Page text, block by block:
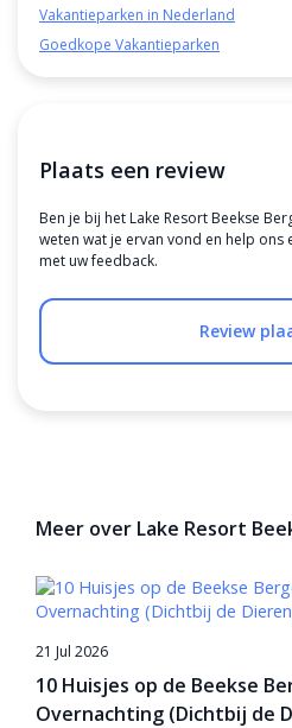
Vakantieparken in Nederland
Goedkope Vakantieparken
Plaats een review
Ben je bij het Lake Resort Beekse
weten wat je ervan vond en help
met uw feedback.
Review
Meer over Lake Resort
21 Jul 2026
10 Huisjes op de Beekse
Overnachting (Dichtbij de